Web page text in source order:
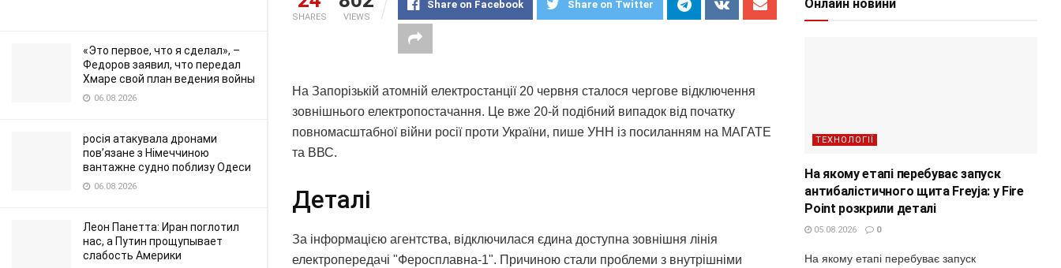
«Это первое, что я сделал», –
Федоров заявил, что передал
Хмаре свой план ведения войны
06.08.2026
росія атакувала дронами
пов’язане з Німеччиною
вантажне судно поблизу Одеси
06.08.2026
Леон Панетта: Иран поглотил
нас, а Путин прощупывает
слабость Америки
SHARES VIEWS
Share on Facebook Share on Twitter
На Запорізькій атомній електростанції 20 червня сталося чергове відключення
зовнішнього електропостачання. Це вже 20-й подібний випадок від початку
повномасштабної війни росії проти України, пише УНН із посиланням на МАГАТЕ
та ВВС.
Деталі
За інформацією агентства, відключилася єдина доступна зовнішня лінія
електропередачі "Феросплавна-1". Причиною стали проблеми з внутрішніми
Онлайн новини
ТЕХНОЛОГІЇ
На якому етапі перебуває запуск
антибалістичного щита Freyja: у Fire
Point розкрили деталі
05.08.2026 0
На якому етапі перебуває запуск